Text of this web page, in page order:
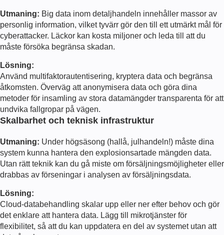
Utmaning: Big data inom detaljhandeln innehåller massor av
personlig information, vilket tyvärr gör den till ett utmärkt mål för
cyberattacker. Läckor kan kosta miljoner och leda till att du
måste försöka begränsa skadan.
Lösning:
Använd multifaktorautentisering, kryptera data och begränsa
åtkomsten. Överväg att anonymisera data och göra dina
metoder för insamling av stora datamängder transparenta för att
undvika fallgropar på vägen.
Skalbarhet och teknisk infrastruktur
Utmaning: Under högsäsong (hallå, julhandeln!) måste dina
system kunna hantera den explosionsartade mängden data.
Utan rätt teknik kan du gå miste om försäljningsmöjligheter eller
drabbas av förseningar i analysen av försäljningsdata.
Lösning:
Cloud-databehandling skalar upp eller ner efter behov och gör
det enklare att hantera data. Lägg till mikrotjänster för
flexibilitet, så att du kan uppdatera en del av systemet utan att